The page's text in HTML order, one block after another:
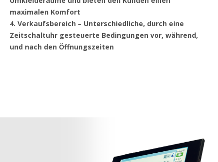
maximalen Komfort
4. Verkaufsbereich – Unterschiedliche, durch eine
Zeitschaltuhr gesteuerte Bedingungen vor, während,
und nach den Öffnungszeiten